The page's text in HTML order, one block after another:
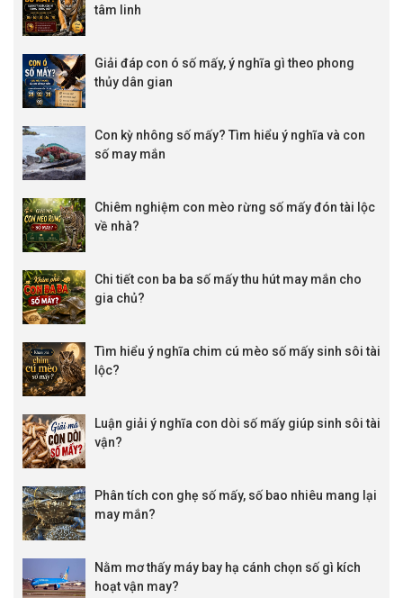
tâm linh
Giải đáp con ó số mấy, ý nghĩa gì theo phong
thủy dân gian
Con kỳ nhông số mấy? Tìm hiểu ý nghĩa và con
số may mắn
Chiêm nghiệm con mèo rừng số mấy đón tài lộc
về nhà?
Chi tiết con ba ba số mấy thu hút may mắn cho
gia chủ?
Tìm hiểu ý nghĩa chim cú mèo số mấy sinh sôi tài
lộc?
Luận giải ý nghĩa con dòi số mấy giúp sinh sôi tài
vận?
Phân tích con ghẹ số mấy, số bao nhiêu mang lại
may mắn?
Nằm mơ thấy máy bay hạ cánh chọn số gì kích
hoạt vận may?